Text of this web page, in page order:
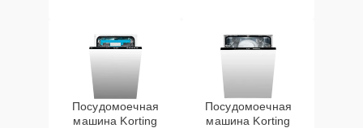
Посудомоечная
машина Korting
Посудомоечная
машина Korting